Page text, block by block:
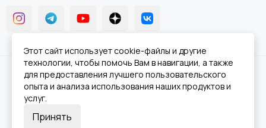
2026 © Ну и Туи!.Карта сайта
Этот сайт использует cookie-файлы и другие
технологии, чтобы помочь Вам в навигации, а также
для предоставления лучшего пользовательского
опыта и анализа использования наших продуктов и
услуг.
Принять